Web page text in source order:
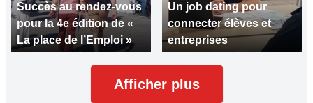
Succès au rendez-vous
pour la 4e édition de «
La place de l’Emploi »
Un job dating pour
connecter élèves et
entreprises
Afficher plus